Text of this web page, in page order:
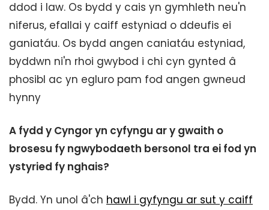
ddod i law. Os bydd y cais yn gymhleth neu'n
niferus, efallai y caiff estyniad o ddeufis ei
ganiatáu. Os bydd angen caniatáu estyniad,
byddwn ni'n rhoi gwybod i chi cyn gynted â
phosibl ac yn egluro pam fod angen gwneud
hynny
A fydd y Cyngor yn cyfyngu ar y gwaith o
brosesu fy ngwybodaeth bersonol tra ei fod yn
ystyried fy nghais?
Bydd. Yn unol â'ch hawl i gyfyngu ar sut y caiff